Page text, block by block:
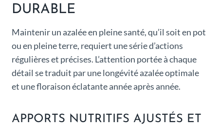
DURABLE
Maintenir un azalée en pleine santé, qu’il soit en pot
ou en pleine terre, requiert une série d’actions
régulières et précises. L’attention portée à chaque
détail se traduit par une longévité azalée optimale
et une floraison éclatante année après année.
APPORTS NUTRITIFS AJUSTÉS ET